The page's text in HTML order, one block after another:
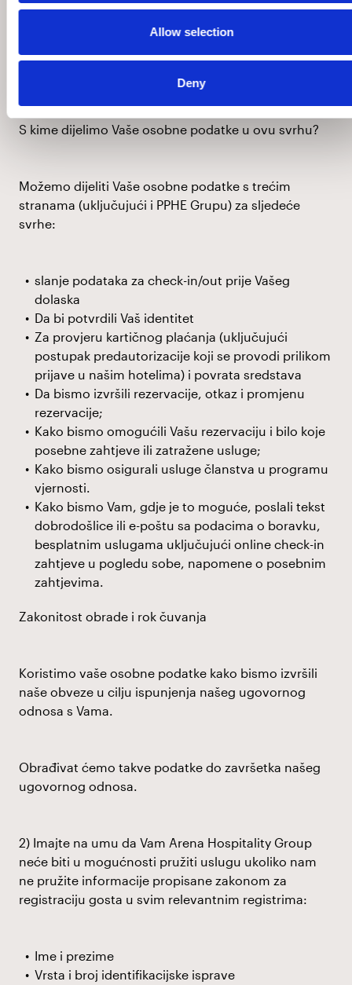
Allow selection
Deny
rezervacije koje ćemo koristiti u te svrhe. To
uključuje provjeru vašeg identiteta, kontaktiranje u
vezi s hotelskim rezervacijama i obradu Vaše
S kime dijelimo Vaše osobne podatke u ovu svrhu?
Možemo dijeliti Vaše osobne podatke s trećim
stranama (uključujući i PPHE Grupu) za sljedeće
svrhe:
slanje podataka za check-in/out prije Vašeg
dolaska
Da bi potvrdili Vaš identitet
Za provjeru kartičnog plaćanja (uključujući
postupak predautorizacije koji se provodi prilikom
prijave u našim hotelima) i povrata sredstava
Da bismo izvršili rezervacije, otkaz i promjenu
rezervacije;
Kako bismo omogućili Vašu rezervaciju i bilo koje
posebne zahtjeve ili zatražene usluge;
Kako bismo osigurali usluge članstva u programu
vjernosti.
Kako bismo Vam, gdje je to moguće, poslali tekst
dobrodošlice ili e-poštu sa podacima o boravku,
besplatnim uslugama uključujući online check-in
zahtjeve u pogledu sobe, napomene o posebnim
zahtjevima.
Zakonitost obrade i rok čuvanja
Koristimo vaše osobne podatke kako bismo izvršili
naše obveze u cilju ispunjenja našeg ugovornog
odnosa s Vama.
Obrađivat ćemo takve podatke do završetka našeg
ugovornog odnosa.
2) Imajte na umu da Vam Arena Hospitality Group
neće biti u mogućnosti pružiti uslugu ukoliko nam
ne pružite informacije propisane zakonom za
registraciju gosta u svim relevantnim registrima:
Ime i prezime
Vrsta i broj identifikacijske isprave